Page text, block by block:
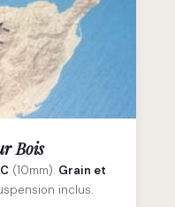
Bois
(10mm). Grain et
inclus.